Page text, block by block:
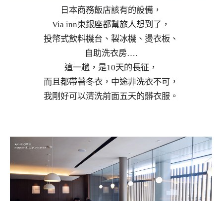
日本商務飯店該有的設備，
Via inn東銀座都幫旅人想到了，
投幣式飲料機台、製冰機、燙衣板、
自助洗衣房….
這一趟，是10天的長征，
而且都帶著冬衣，中途非洗衣不可，
我剛好可以清洗前面五天的髒衣服。